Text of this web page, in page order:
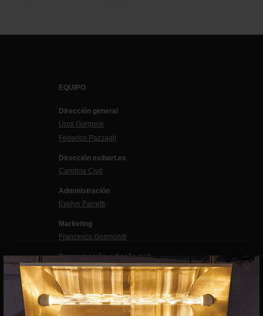
×
EQUIPO
Dirección general
Uros Gorgone
Federico Pazzagli
Dirección exibart.es
Carolina Ciuti
Administración
Evelyn Parretti
Marketing
Francesca Grismondi
Programación y diseño web
Giovanni Costante
Marcello Moi